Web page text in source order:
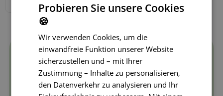
Probieren Sie unsere Cookies
🍪
Wir verwenden Cookies, um die
einwandfreie Funktion unserer Website
sicherzustellen und – mit Ihrer
Zustimmung – Inhalte zu personalisieren,
den Datenverkehr zu analysieren und Ihr